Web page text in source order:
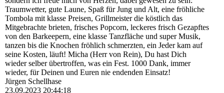
Traumwetter, gute Laune, Spaß für Jung und Alt, eine fröhliche
Tombola mit klasse Preisen, Grillmeister die köstlich das
Mitgebrachte brieten, frisches Popcorn, leckeres frisch Gezapftes
von den Barkeepern, eine klasse Tanzfläche und super Musik,
tanzen bis die Knochen fröhlich schmerzten, ein Jeder kam auf
seine Kosten, läuft! Micha (Herr von Rein), Du hast Dich
wieder selber übertroffen, was ein Fest. 1000 Dank, immer
wieder, für Deinen und Euren nie endenden Einsatz!
Jürgen Schellhase
23.09.2023 20:44:18